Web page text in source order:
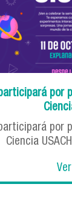
por
por
Ciencia